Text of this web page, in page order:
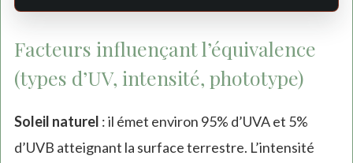
Facteurs influençant l’équivalence
(types d’UV, intensité, phototype)
Soleil naturel : il émet environ 95% d’UVA et 5%
d’UVB atteignant la surface terrestre. L’intensité